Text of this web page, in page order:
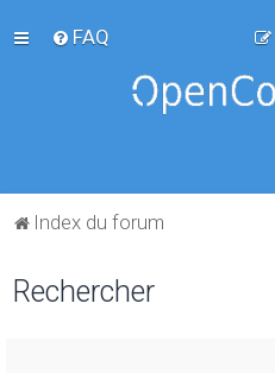
FAQ
Index du forum
Rechercher